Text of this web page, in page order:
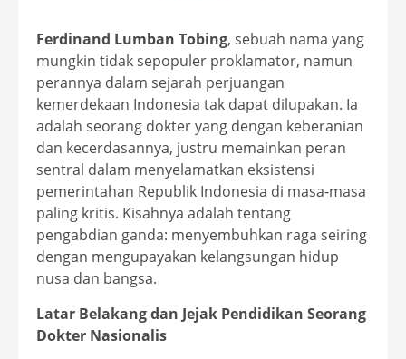
Ferdinand Lumban Tobing, sebuah nama yang
mungkin tidak sepopuler proklamator, namun
perannya dalam sejarah perjuangan
kemerdekaan Indonesia tak dapat dilupakan. Ia
adalah seorang dokter yang dengan keberanian
dan kecerdasannya, justru memainkan peran
sentral dalam menyelamatkan eksistensi
pemerintahan Republik Indonesia di masa-masa
paling kritis. Kisahnya adalah tentang
pengabdian ganda: menyembuhkan raga seiring
dengan mengupayakan kelangsungan hidup
nusa dan bangsa.
Latar Belakang dan Jejak Pendidikan Seorang
Dokter Nasionalis